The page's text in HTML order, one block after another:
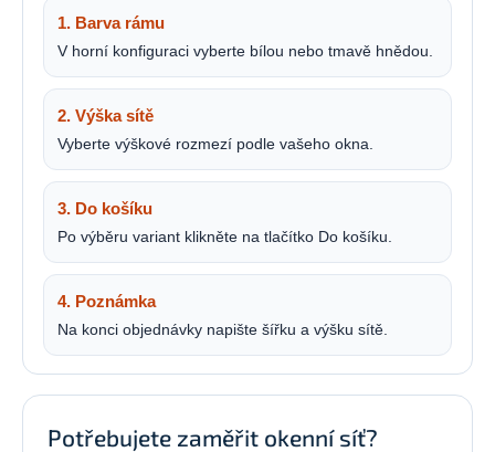
1. Barva rámu
V horní konfiguraci vyberte bílou nebo tmavě hnědou.
2. Výška sítě
Vyberte výškové rozmezí podle vašeho okna.
3. Do košíku
Po výběru variant klikněte na tlačítko Do košíku.
4. Poznámka
Na konci objednávky napište šířku a výšku sítě.
Potřebujete zaměřit okenní síť?